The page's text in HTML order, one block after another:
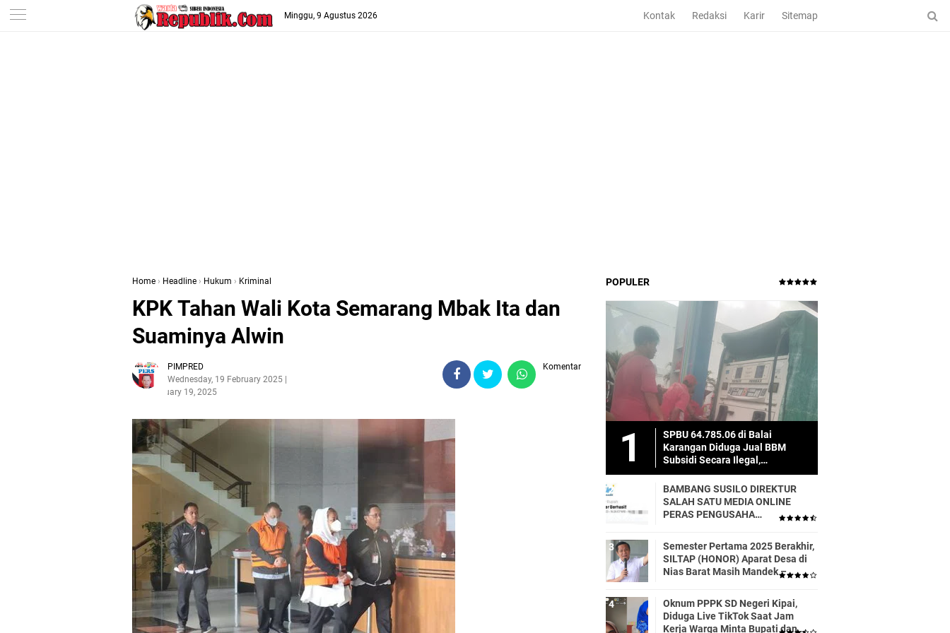
-->
Minggu, 9 Agustus 2026 Kontak Redaksi Karir Sitemap
Home › Headline › Hukum › Kriminal
KPK Tahan Wali Kota Semarang Mbak Ita dan
Suaminya Alwin
PIMPRED
Wednesday, 19 February 2025
February 19, 2025
Komentar
POPULER
SPBU 64.785.06 di Balai
Karangan Diduga Jual BBM
Subsidi Secara Ilegal,
Masyarakat Dirugikan!
BAMBANG SUSILO DIREKTUR
SALAH SATU MEDIA ONLINE
PERAS PENGUSAHA
Semester Pertama 2025 Berakhir,
SILTAP (HONOR) Aparat Desa di
Nias Barat Masih Mandek –
Persen
Oknum PPPK SD Negeri Kipai,
Diduga Live TikTok Saat Jam
Kerja Warga Minta Bupati dan